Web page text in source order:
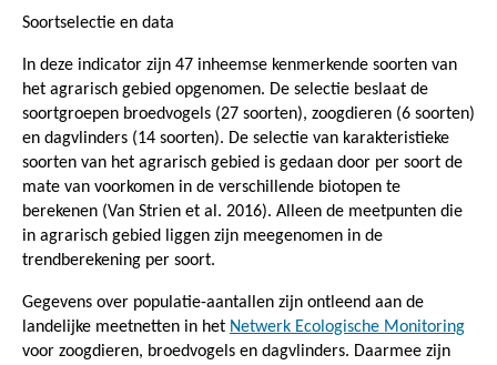
Soortselectie en data
In deze indicator zijn 47 inheemse kenmerkende soorten van
het agrarisch gebied opgenomen. De selectie beslaat de
soortgroepen broedvogels (27 soorten), zoogdieren (6 soorten)
en dagvlinders (14 soorten). De selectie van karakteristieke
soorten van het agrarisch gebied is gedaan door per soort de
mate van voorkomen in de verschillende biotopen te
berekenen (Van Strien et al. 2016). Alleen de meetpunten die
in agrarisch gebied liggen zijn meegenomen in de
trendberekening per soort.
Gegevens over populatie-aantallen zijn ontleend aan de
landelijke meetnetten in het Netwerk Ecologische Monitoring
voor zoogdieren, broedvogels en dagvlinders. Daarmee zijn